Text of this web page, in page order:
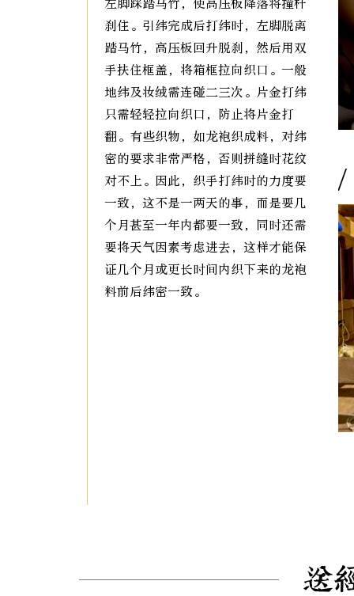
左脚踩踏马竹，使高压板降落将撞杆
刹住。引纬完成后打纬时，左脚脱离
踏马竹，高压板回升脱刹，然后用双
手扶住框盖，将箱框拉向织口。一般
地纬及妆绒需连碰二三次。片金打纬
只需轻轻拉向织口，防止将片金打
翻。有些织物，如龙袍织成料，对纬
密的要求非常严格，否则拼缝时花纹
对不上。因此，织手打纬时的力度要
一致，这不是一两天的事，而是要几
个月甚至一年内都要一致，同时还需
要将天气因素考虑进去，这样才能保
证几个月或更长时间内织下来的龙袍
料前后纬密一致。
/
送